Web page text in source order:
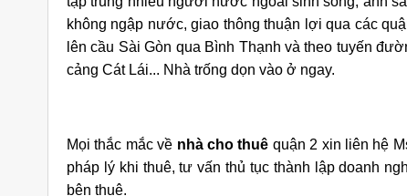
không ngập nước, giao thông thuận lợi qua các
lên cầu Sài Gòn qua Bình Thạnh và theo tuyến
cảng Cát Lái... Nhà trống dọn vào ở ngay.
Mọi thắc mắc về nhà cho thuê quận 2 xin liên hệ
pháp lý khi thuê, tư vấn thủ tục thành lập doanh
bên thuê.
180m2 Sàn Suốt Làm Văn Phòng
25 triệu/tháng
2 lầu 180